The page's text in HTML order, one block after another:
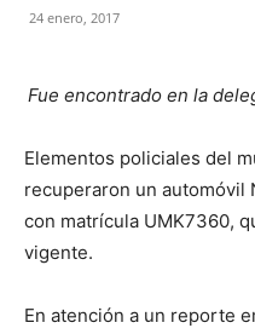
24 enero, 2017
Fue encontrado en la
Elementos policiales del
recuperaron un automóvil
con matrícula UMK7360,
vigente.
En atención a un reporte